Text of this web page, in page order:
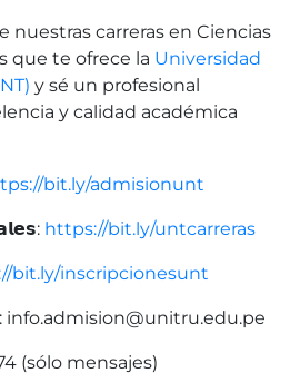
nuestras carreras en Ciencias
que te ofrece la Universidad
y sé un profesional
y calidad académica
bit.ly/admisionunt
https://bit.ly/untcarreras
bit.ly/inscripcionesunt
info.admision@unitru.edu.pe
(sólo mensajes)